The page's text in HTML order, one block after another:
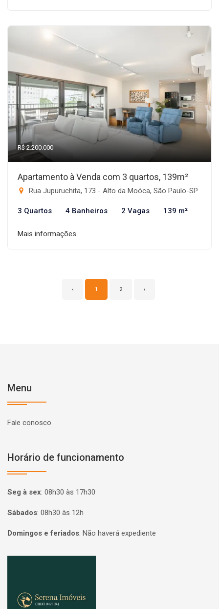
R$ 2.200.000
Apartamento à Venda com 3 quartos, 139m²
Rua Jupuruchita, 173 - Alto da Moóca, São Paulo-SP
3 Quartos 4 Banheiros 2 Vagas 139 m²
Mais informações
‹ 1 2 ›
Menu
Fale conosco
Horário de funcionamento
Seg à sex: 08h30 às 17h30
Sábados: 08h30 às 12h
Domingos e feriados: Não haverá expediente